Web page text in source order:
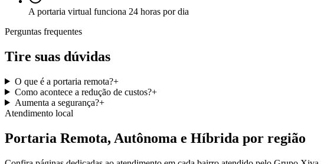
A portaria virtual funciona 24 horas por dia
Perguntas frequentes
Tire suas dúvidas
O que é a portaria remota?+
Como acontece a redução de custos?+
Aumenta a segurança?+
Atendimento local
Portaria Remota, Autônoma e Híbrida por região